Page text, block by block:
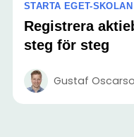
STARTA EGET-SKOLAN
Registrera
steg för steg
Gustaf